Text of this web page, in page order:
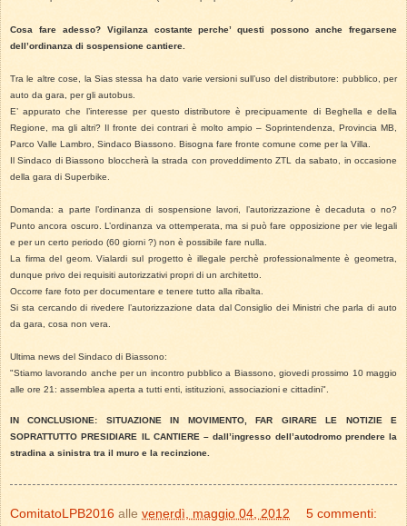
Cosa fare adesso? Vigilanza costante perche’ questi possono anche fregarsene
dell’ordinanza di sospensione cantiere.
Tra le altre cose, la Sias stessa ha dato varie versioni sull’uso del distributore: pubblico, per
auto da gara, per gli autobus.
E’ appurato che l’interesse per questo distributore è precipuamente di Beghella e della
Regione, ma gli altri? Il fronte dei contrari è molto ampio – Soprintendenza, Provincia MB,
Parco Valle Lambro, Sindaco Biassono. Bisogna fare fronte comune come per la Villa.
Il Sindaco di Biassono bloccherà la strada con proveddimento ZTL da sabato, in occasione
della gara di Superbike.
Domanda: a parte l’ordinanza di sospensione lavori, l’autorizzazione è decaduta o no?
Punto ancora oscuro. L’ordinanza va ottemperata, ma si può fare opposizione per vie legali
e per un certo periodo (60 giorni ?) non è possibile fare nulla.
La firma del geom. Vialardi sul progetto è illegale perchè professionalmente è geometra,
dunque privo dei requisiti autorizzativi propri di un architetto.
Occorre fare foto per documentare e tenere tutto alla ribalta.
Si sta cercando di rivedere l’autorizzazione data dal Consiglio dei Ministri che parla di auto
da gara, cosa non vera.
Ultima news del Sindaco di Biassono:
"Stiamo lavorando anche per un incontro pubblico a Biassono, giovedi prossimo 10 maggio
alle ore 21: assemblea aperta a tutti enti, istituzioni, associazioni e cittadini".
IN CONCLUSIONE: SITUAZIONE IN MOVIMENTO, FAR GIRARE LE NOTIZIE E
SOPRATTUTTO PRESIDIARE IL CANTIERE – dall’ingresso dell’autodromo prendere la
stradina a sinistra tra il muro e la recinzione.
ComitatoLPB2016 alle venerdì, maggio 04, 2012 5 commenti: